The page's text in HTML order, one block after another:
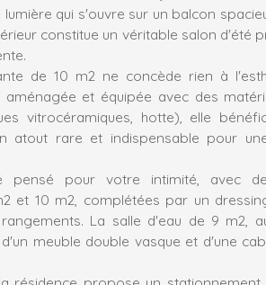
qui s'ouvre sur un balcon
constitue un véritable salon d'été
de 10 m2 ne concède rien à
aménagée et équipée avec des
vitrocéramiques, hotte), elle
atout rare et indispensable pour
pensé pour votre intimité, avec
et 10 m2, complétées par un
La salle d'eau de 9 m2,
meuble double vasque et d'une